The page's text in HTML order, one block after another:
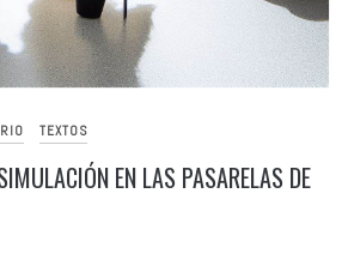
TEXTOS
EN LAS PASARELAS DE